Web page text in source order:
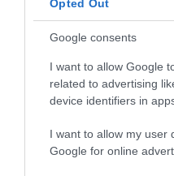
Opted Out
Google consents
I want to allow Google
related to advertising
device identifiers in
I want to allow my user
Google for online
ΕΠΙΧΕΙΡΗΣΕΙΣ